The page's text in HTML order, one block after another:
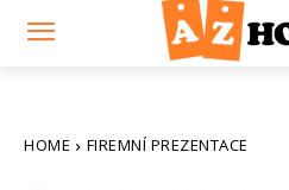
HOME FIREMNÍ PREZENTACE